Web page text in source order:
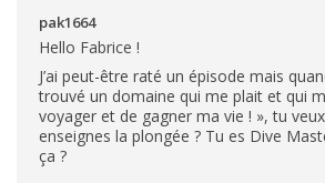
pak1664
Hello Fabrice !
J’ai peut-être raté un épisode mais
trouvé un domaine qui me plait et qui
voyager et de gagner ma vie ! », tu
enseignes la plongée ? Tu es Dive
ça ?